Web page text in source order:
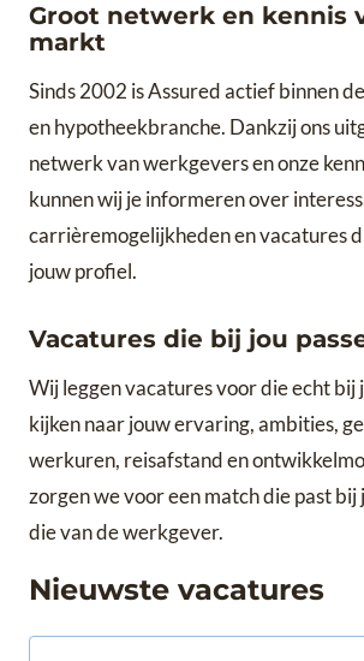
Groot netwerk en kennis
markt
Sinds 2002 is Assured actief binnen
en hypotheekbranche. Dankzij ons
netwerk van werkgevers en onze
kunnen wij je informeren over
carrièremogelijkheden en vacatures
jouw profiel.
Vacatures die bij jou
Wij leggen vacatures voor die echt bij
kijken naar jouw ervaring, ambities,
werkuren, reisafstand en
zorgen we voor een match die past bij
die van de werkgever.
Nieuwste vacatures